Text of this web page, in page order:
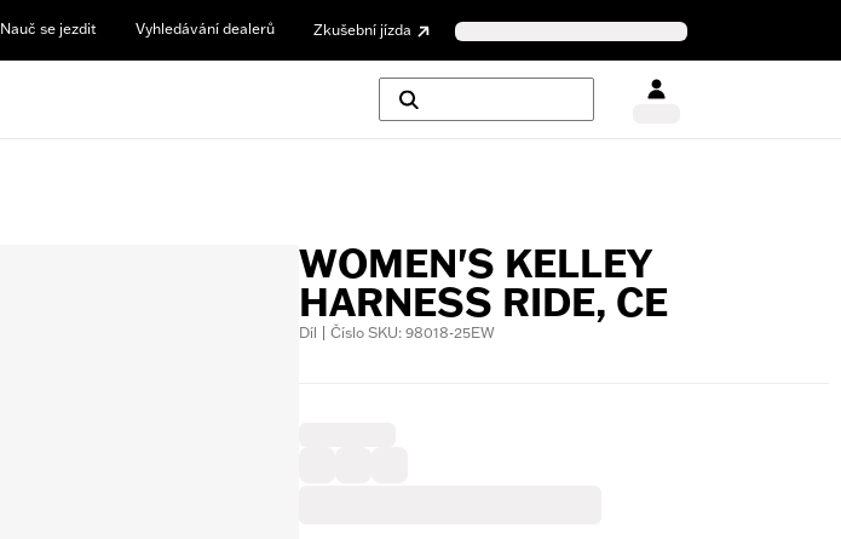
Nauč se jezdit Vyhledávání dealerů Zkušební jízda
WOMEN'S KELLEY
HARNESS RIDE, CE
Díl | Číslo SKU: 98018-25EW